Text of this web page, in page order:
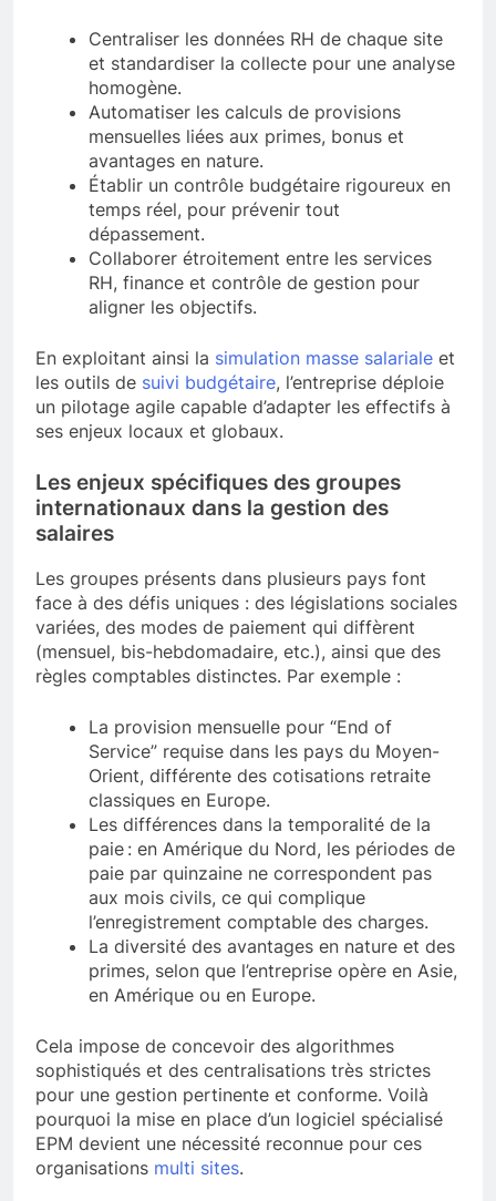
Centraliser les données RH de chaque site
et standardiser la collecte pour une analyse
homogène.
Automatiser les calculs de provisions
mensuelles liées aux primes, bonus et
avantages en nature.
Établir un contrôle budgétaire rigoureux en
temps réel, pour prévenir tout
dépassement.
Collaborer étroitement entre les services
RH, finance et contrôle de gestion pour
aligner les objectifs.
En exploitant ainsi la simulation masse salariale et
les outils de suivi budgétaire, l’entreprise déploie
un pilotage agile capable d’adapter les effectifs à
ses enjeux locaux et globaux.
Les enjeux spécifiques des groupes
internationaux dans la gestion des
salaires
Les groupes présents dans plusieurs pays font
face à des défis uniques : des législations sociales
variées, des modes de paiement qui diffèrent
(mensuel, bis-hebdomadaire, etc.), ainsi que des
règles comptables distinctes. Par exemple :
La provision mensuelle pour “End of
Service” requise dans les pays du Moyen-
Orient, différente des cotisations retraite
classiques en Europe.
Les différences dans la temporalité de la
paie : en Amérique du Nord, les périodes de
paie par quinzaine ne correspondent pas
aux mois civils, ce qui complique
l’enregistrement comptable des charges.
La diversité des avantages en nature et des
primes, selon que l’entreprise opère en Asie,
en Amérique ou en Europe.
Cela impose de concevoir des algorithmes
sophistiqués et des centralisations très strictes
pour une gestion pertinente et conforme. Voilà
pourquoi la mise en place d’un logiciel spécialisé
EPM devient une nécessité reconnue pour ces
organisations multi sites.